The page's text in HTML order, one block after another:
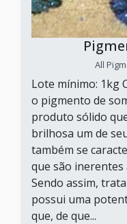
All
Lote mínimo: 1kg
o pigmento de
produto sólido
brilhosa um de
também se
que são inerentes
Sendo assim,
possui uma
que, de que...